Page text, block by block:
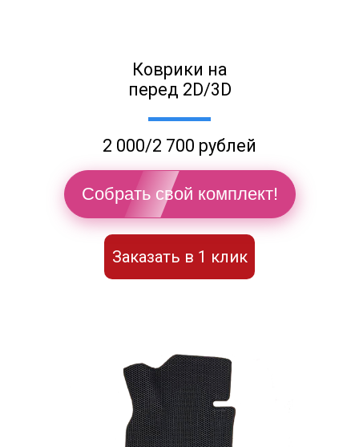
Коврики на
перед 2D/3D
2 000/2 700 рублей
Собрать свой комплект!
Заказать в 1 клик